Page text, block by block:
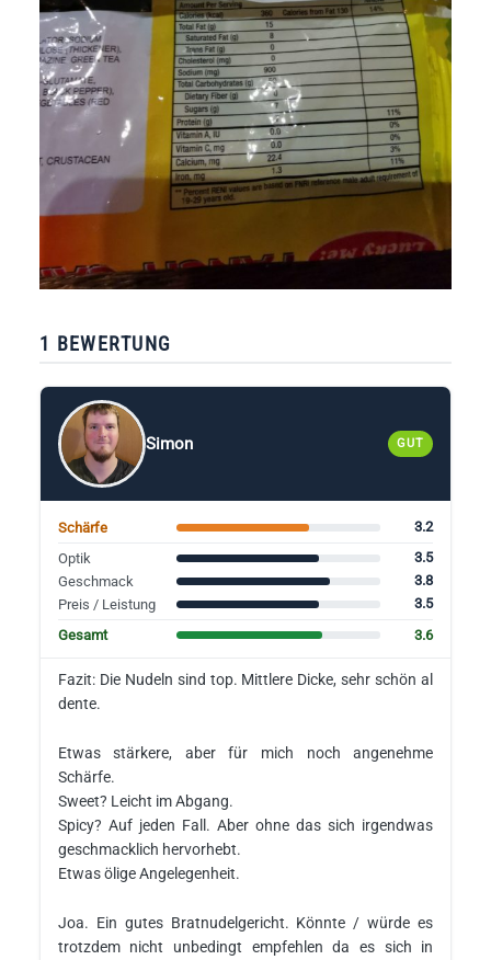
1 BEWERTUNG
Simon GUT
Schärfe
3.2
Optik
3.5
Geschmack
3.8
Preis / Leistung
3.5
Gesamt
3.6
Fazit: Die Nudeln sind top. Mittlere Dicke, sehr schön al
dente.
Etwas stärkere, aber für mich noch angenehme
Schärfe.
Sweet? Leicht im Abgang.
Spicy? Auf jeden Fall. Aber ohne das sich irgendwas
geschmacklich hervorhebt.
Etwas ölige Angelegenheit.
Joa. Ein gutes Bratnudelgericht. Könnte / würde es
trotzdem nicht unbedingt empfehlen da es sich in